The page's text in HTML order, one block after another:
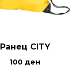
Ранец CITY
100 ден